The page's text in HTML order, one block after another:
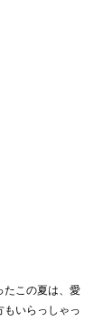
たこの夏は、愛
もいらっしゃっ